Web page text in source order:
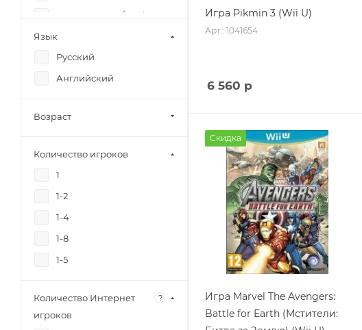
Игра Pikmin 3 (Wii U)
Арт.: 1041654
6 560 р
Скидка
Игра Marvel The Avengers:
Battle for Earth (Мстители:
Музыкальные/Music
Ролевые игры/RPG
Семейные.
Спортивные/Sport
Стратегии/Strategy
Слэшер/Slasher
Стрелялки/Shooter
Ужасы/Horror
Фитнес/Fitnes
Приключения/Adventure
мир/OpenWorld
Танцы/Dance
Язык
Русский
Английский
Возраст
Количество игроков
1
1-2
1-4
1-8
1-5
Количество Интернет
игроков
?